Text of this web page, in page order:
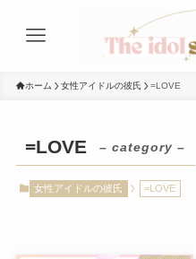
ホーム 女性アイドルの彼氏 =LOVE
=LOVE – category –
女性アイドルの彼氏 =LOVE